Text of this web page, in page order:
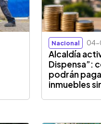
Nacional 04-
Alcaldía
Dispensa”:
podrán
inmuebles